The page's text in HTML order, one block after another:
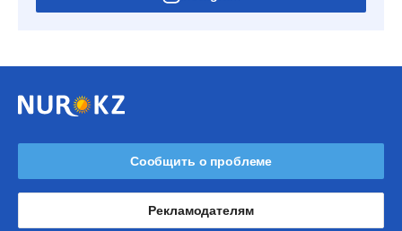
Сообщить о проблеме
Рекламодателям